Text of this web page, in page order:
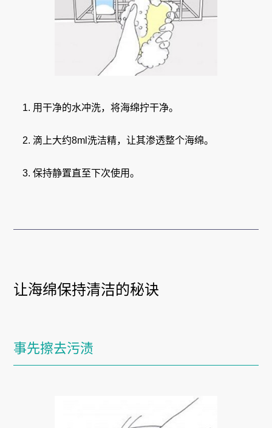
用干净的水冲洗，将海绵拧干净。
滴上大约8ml洗洁精，让其渗透整个海绵。
保持静置直至下次使用。
让海绵保持清洁的秘诀
事先擦去污渍